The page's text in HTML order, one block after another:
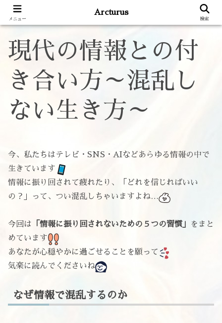
現代の情報との付
き合い方～混乱し
ない生き方～
今、私たちはテレビ・SNS・AIなどあらゆる情報の中で
生きています
情報に振り回されて疲れたり、「どれを信じればいい
の？」って、つい混乱しちゃいますよね…
今回は 「情報に振り回されないための５つの習慣」
をまと
めています
あなたが心穏やかに過ごせることを願って
気楽に読んでくださいね
なぜ情報で混乱するのか
メニュー
Arcturus
検索